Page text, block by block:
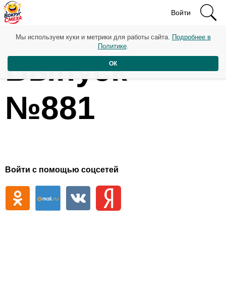
Войти
Выпуск
№881
Войти с помощью соцсетей
Мы используем куки и метрики для работы сайта. Подробнее в
Политике.
ОК